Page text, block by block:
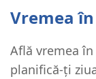
Vremea
Află vremea
planifică-ți